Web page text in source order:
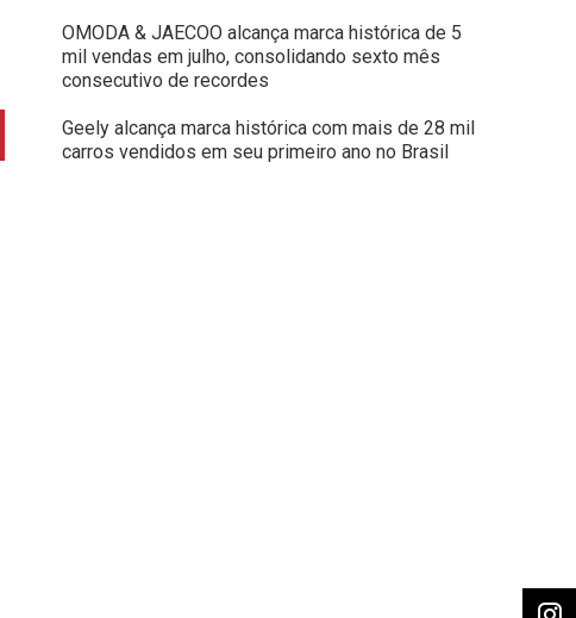
OMODA & JAECOO alcança marca histórica de 5
mil vendas em julho, consolidando sexto mês
consecutivo de recordes
Geely alcança marca histórica com mais de 28 mil
carros vendidos em seu primeiro ano no Brasil